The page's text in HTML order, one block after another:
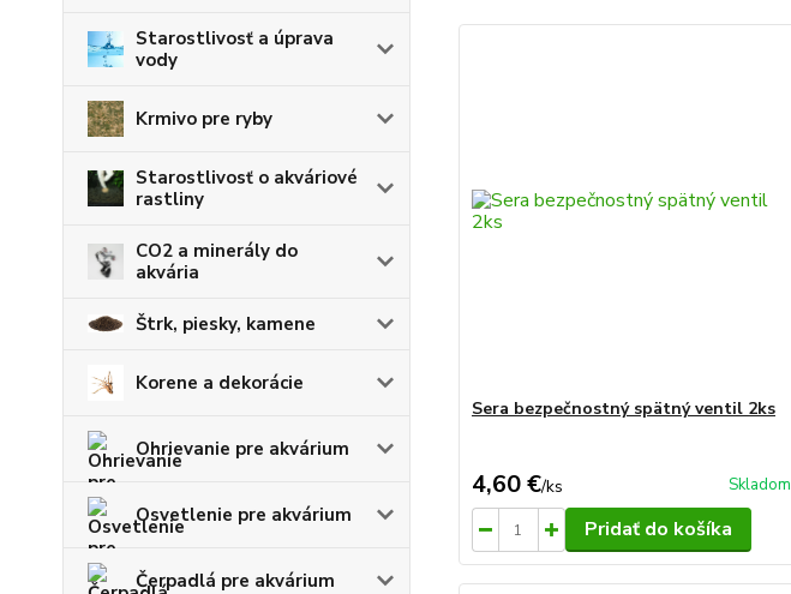
Starostlivosť a úprava
vody
Krmivo pre ryby
Starostlivosť o akváriové
rastliny
CO2 a minerály do
akvária
Štrk, piesky, kamene
Korene a dekorácie
Ohrievanie pre akvárium
Osvetlenie pre akvárium
Čerpadlá pre akvárium
Sera bezpečnostný spätný ventil 2ks
4,60 €/ks Skladom
Pridať do košíka